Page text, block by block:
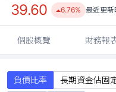
39.60 6.76% 最近更新
個股概覽 財務報
負債比率 長期資金佔固